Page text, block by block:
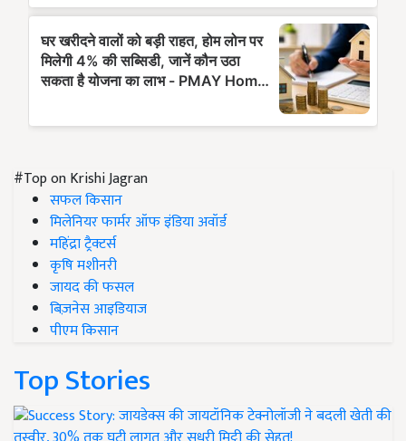
#Top on Krishi Jagran
सफल किसान
मिलेनियर फार्मर ऑफ इंडिया अवॉर्ड
महिंद्रा ट्रैक्टर्स
कृषि मशीनरी
जायद की फसल
बिज़नेस आइडियाज
पीएम किसान
Top Stories